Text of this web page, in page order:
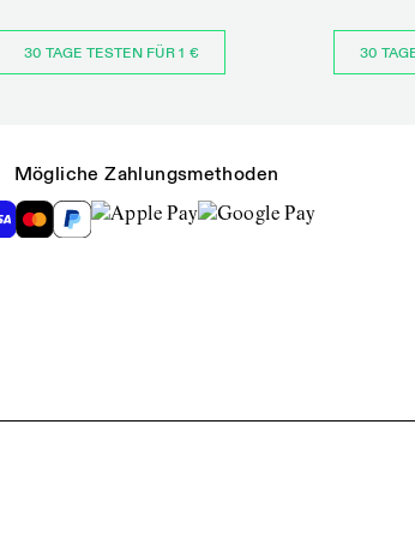
30 TAGE TESTEN FÜR 1 € 30
Mögliche Zahlungsmethoden